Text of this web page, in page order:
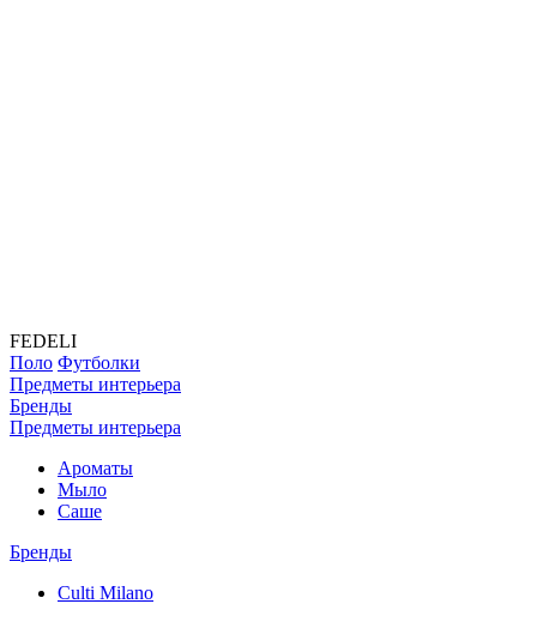
FEDELI
Поло Футболки
Предметы интерьера
Бренды
Предметы интерьера
Ароматы
Мыло
Саше
Бренды
Culti Milano